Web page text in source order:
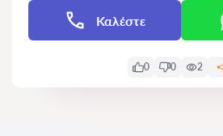
Καλέστε
0 0 2